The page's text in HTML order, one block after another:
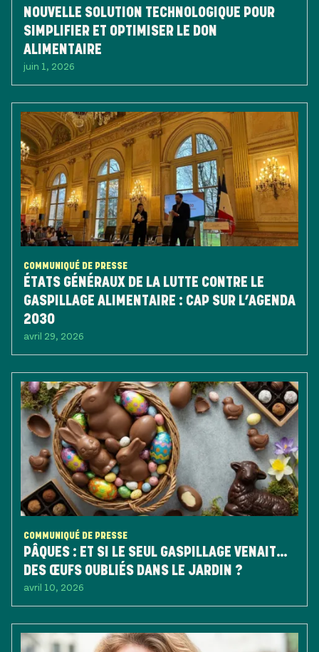
NOUVELLE SOLUTION TECHNOLOGIQUE POUR
SIMPLIFIER ET OPTIMISER LE DON
ALIMENTAIRE
juin 1, 2026
COMMUNIQUÉ DE PRESSE
ÉTATS GÉNÉRAUX DE LA LUTTE CONTRE LE
GASPILLAGE ALIMENTAIRE : CAP SUR L’AGENDA
2030
avril 29, 2026
COMMUNIQUÉ DE PRESSE
PÂQUES : ET SI LE SEUL GASPILLAGE VENAIT…
DES ŒUFS OUBLIÉS DANS LE JARDIN ?
avril 10, 2026